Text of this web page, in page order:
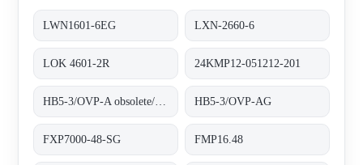
LWN1601-6EG LXN-2660-6
LOK 4601-2R 24KMP12-051212-201
HB5-3/OVP-AG
FXP7000-48-SG FMP16.48